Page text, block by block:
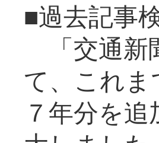
■過去記事
「交通新
て、これ
７年分を